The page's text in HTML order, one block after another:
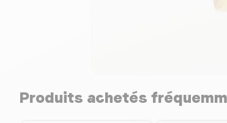
Produits achetés